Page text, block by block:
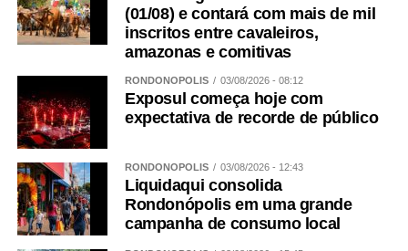
(01/08) e contará com mais de mil
inscritos entre cavaleiros,
amazonas e comitivas
RONDONÓPOLIS 03/08/2026 - 08:12
Exposul começa hoje com
expectativa de recorde de público
RONDONÓPOLIS 03/08/2026 - 12:43
Liquidaqui consolida
Rondonópolis em uma grande
campanha de consumo local